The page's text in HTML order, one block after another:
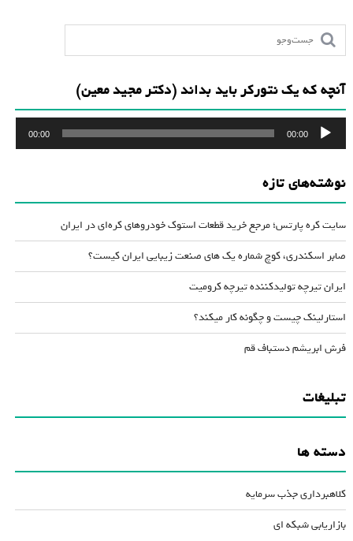
آنچه که یک نتورکر باید بداند (دکتر مجید معین)
پخش‌کننده
صوت
00:00
00:00
نوشته‌های تازه
سایت کره پارتس؛ مرجع خرید قطعات استوک خودروهای کره‌ای در ایران
صابر اسکندری، کوچ شماره یک های صنعت زیبایی ایران کیست؟
ایران تیرچه تولیدکننده تیرچه کرومیت
استارلینک چیست و چگونه کار میکند؟
فرش ابریشم دستباف قم
تبلیغات
دسته ها
کلاهبرداری جذب سرمایه
بازاریابی شبکه ای